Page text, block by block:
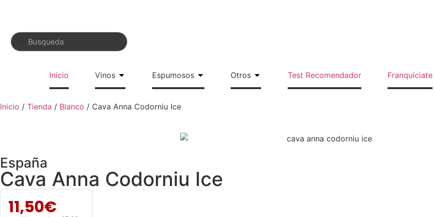
Inicio Vinos Espumosos Otros Test Recomendador Franquíciate
Inicio / Tienda / Blanco / Cava Anna Codorniu Ice
España
Cava Anna Codorniu Ice
11,50€